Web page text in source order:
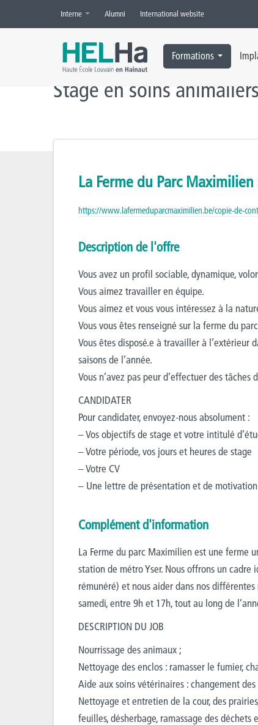
Interne Alumni International website
Formations
Accueil » Offres d’emploi » Stage en soins animaliers
Stage en soins animaliers
La Ferme du Parc
https://www.lafermeduparcmaximilien.be/copie-de-
Description de l'offre
Vous avez un profil sociable, dynamique,
Vous aimez travailler en équipe.
Vous aimez et vous vous intéressez à la
Vous vous êtes renseigné sur la ferme du
Vous êtes disposé.e à travailler à l’extérieur
saisons de l’année.
Vous n’avez pas peur d’effectuer des tâches
CANDIDATER
Pour candidater, envoyez-nous absolument :
– Vos objectifs de stage et votre intitulé
– Votre période, vos jours et heures de stage
– Votre CV
– Une lettre de présentation et de
Complément d'information
La Ferme du parc Maximilien est une ferme
station de métro Yser. Nous offrons un
rémunéré) et nous aider dans nos
samedi, entre 9h et 17h, tout au long de
DESCRIPTION DU JOB
Nourrissage des animaux ;
Nettoyage des enclos : ramasser le fumier,
Aide aux soins vétérinaires : changement
Nettoyage et entretien de la cour, des
feuilles, désherbage, ramassage des